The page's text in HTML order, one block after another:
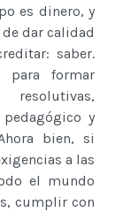
es dinero, y
dar calidad
saber.
formar
y
bien, si
a las
el mundo
cumplir con